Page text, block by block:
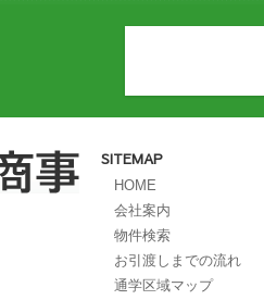
SITEMAP
HOME
会社案内
物件検索
お引渡しまでの流れ
通学区域マップ